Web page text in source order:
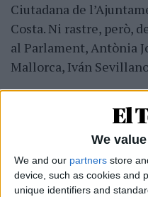
We
We and our partners store
device, such as cookies and
unique identifiers and
Ciutadana de
Costa. Ni rastre, però,
al Parlament, Antònia
Mallorca, Iván
També hi assistiren
àmbits, com l’ex jutge
cap de Greenpeace
presidenta de
Oliver.